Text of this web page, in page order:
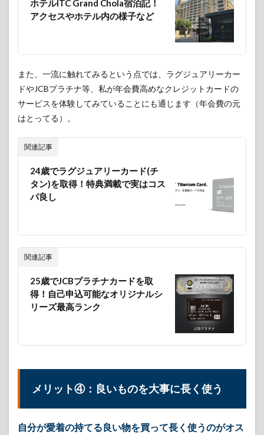
品を
身に
くな
ホテルITC Grand Chola宿泊記！
アクセスやホテル内の様子など
また、一流に触れてみるという点では、ラグジュアリーカー
ドやJCBプラチナ等、私が年会費高めなクレジットカードの
サービスを体験してみていることにも通じます（年会費の元
はとってる）。
関連記事
24歳でラグジュアリーカード(チ
タン)を取得！特典満載で実はコス
パ良し
関連記事
25歳でJCBプラチナカードを取
得！自己申込可能なオリジナルシ
リーズ最高ランク
メリット④：良いものを大事に長く使う
自分が愛着の持てる良い物を買って長く使うのがオス